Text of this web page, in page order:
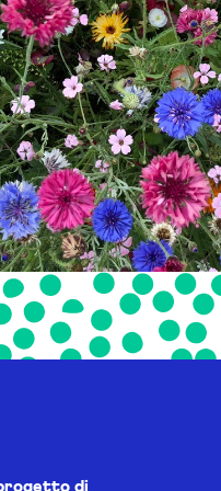
di